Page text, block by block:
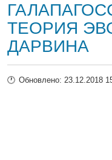
ТЕОРИЯ
ДАРВИНА
Обновлено: 23.12.2018